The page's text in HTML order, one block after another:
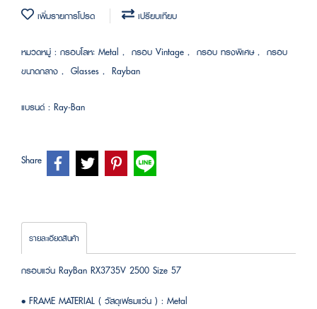
เพิ่มรายการโปรด เปรียบเทียบ
หมวดหมู่ : กรอบโลหะ Metal , กรอบ Vintage , กรอบ ทรงพิเศษ, กรอบ
ขนาดกลาง , Glasses , Rayban
แบรนด์ : Ray-Ban
Share
รายละเอียดสินค้า
กรอบแว่น RayBan RX3735V 2500 Size 57
• FRAME MATERIAL ( วัสดุเฟรมแว่น ) : Metal